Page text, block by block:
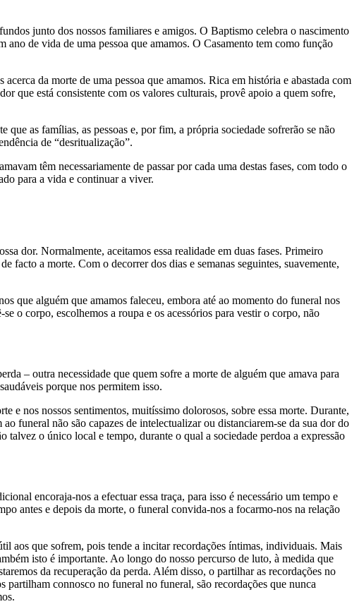
junto dos nossos familiares e amigos. O Baptismo celebra o nascimento
ano de vida de uma pessoa que amamos. O Casamento tem como função
da morte de uma pessoa que amamos. Rica em história e abastada com
que está consistente com os valores culturais, provê apoio a quem sofre,
as famílias, as pessoas e, por fim, a própria sociedade sofrerão se não
de “desritualização”.
têm necessariamente de passar por cada uma destas fases, com todo o
para a vida e continuar a viver.
dor. Normalmente, aceitamos essa realidade em duas fases. Primeiro
facto a morte. Com o decorrer dos dias e semanas seguintes, suavemente,
que alguém que amamos faleceu, embora até ao momento do funeral nos
o corpo, escolhemos a roupa e os acessórios para vestir o corpo, não
– outra necessidade que quem sofre a morte de alguém que amava para
porque nos permitem isso.
e nos nossos sentimentos, muitíssimo dolorosos, sobre essa morte. Durante,
funeral não são capazes de intelectualizar ou distanciarem-se da sua dor do
talvez o único local e tempo, durante o qual a sociedade perdoa a expressão
encoraja-nos a efectuar essa traça, para isso é necessário um tempo e
antes e depois da morte, o funeral convida-nos a focarmo-nos na relação
aos que sofrem, pois tende a incitar recordações íntimas, individuais. Mais
isto é importante. Ao longo do nosso percurso de luto, à medida que
da recuperação da perda. Além disso, o partilhar as recordações no
partilham connosco no funeral no funeral, são recordações que nunca